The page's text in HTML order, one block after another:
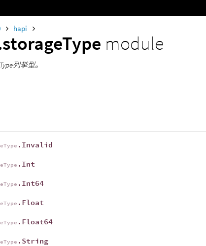
hapi
module
列挙型。
.Invalid
.Int
.Int64
.Float
.Float64
.String